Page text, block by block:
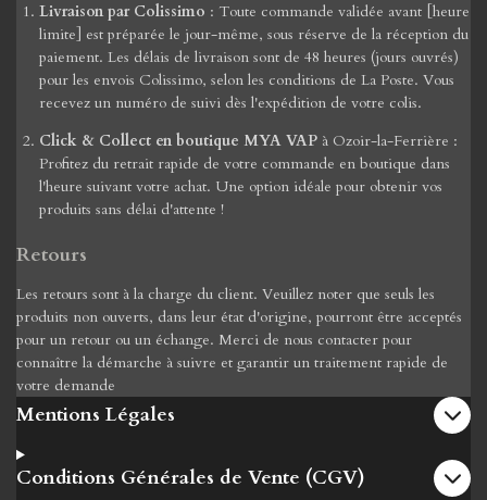
Livraison par Colissimo : Toute commande validée avant [heure
limite] est préparée le jour-même, sous réserve de la réception du
paiement. Les délais de livraison sont de 48 heures (jours ouvrés)
pour les envois Colissimo, selon les conditions de La Poste. Vous
recevez un numéro de suivi dès l'expédition de votre colis.
Click & Collect en boutique MYA VAP à Ozoir-la-Ferrière :
Profitez du retrait rapide de votre commande en boutique dans
l'heure suivant votre achat. Une option idéale pour obtenir vos
produits sans délai d'attente !
Retours
Les retours sont à la charge du client. Veuillez noter que seuls les
produits non ouverts, dans leur état d'origine, pourront être acceptés
pour un retour ou un échange. Merci de nous contacter pour
connaître la démarche à suivre et garantir un traitement rapide de
votre demande
Mentions Légales
Conditions Générales de Vente (CGV)